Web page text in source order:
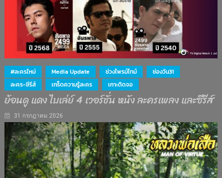
#ละครใหม่ Media Update ช่วงไพรม์ไทม์
ช่องวัน31
ละคร-ซีรีส์
เกร็ดความรู้ละคร เกาะติดจอ
ย้อนดู แดง ไบเล่ย์ 4 เวอร์ชั่น หนัง ละครเพลง และซีรีส์
31 กรกฎาคม 2026